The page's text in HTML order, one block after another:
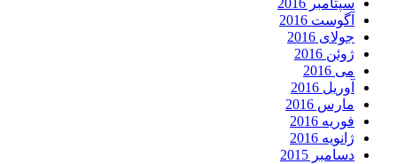
سپتامبر 2016
آگوست 2016
جولای 2016
ژوئن 2016
می 2016
آوریل 2016
مارس 2016
فوریه 2016
ژانویه 2016
دسامبر 2015